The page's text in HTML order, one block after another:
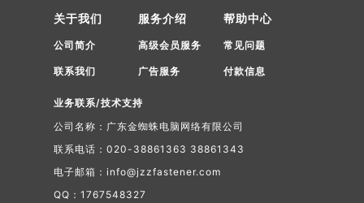
关于我们
公司简介
联系我们
服务介绍
高级会员服务
广告服务
帮助中心
常见问题
付款信息
业务联系/技术支持
公司名称：广东金蜘蛛电脑网络有限公司
联系电话：020-38861363 38861343
电子邮箱：info@jzzfastener.com
QQ：1767548327